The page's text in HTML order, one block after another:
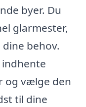
byer. Du
glarmester,
behov.
og vælge den
til dine